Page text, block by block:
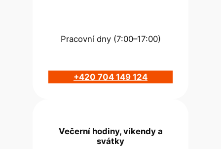
Pracovní dny (7:00–17:00)
+420 704 149 124
Večerní hodiny, víkendy a
svátky